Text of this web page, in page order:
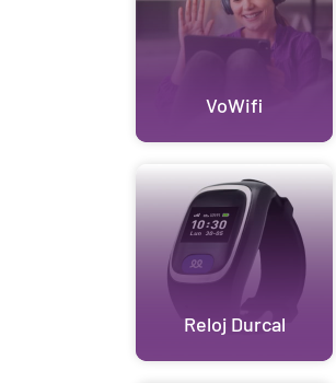
VoWifi
Reloj Durcal